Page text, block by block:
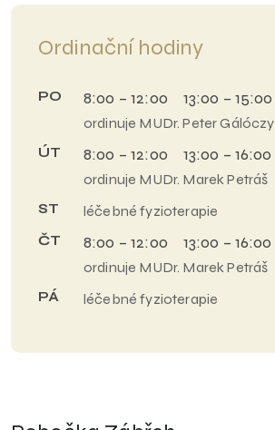
Ordinační hodiny
PO 8:00 – 12:00 13:00 – 15:00
ordinuje MUDr. Peter Gálóczy
ÚT 8:00 – 12:00 13:00 – 16:00
ordinuje MUDr. Marek Petráš
ST léčebné fyzioterapie
ČT 8:00 – 12:00 13:00 – 16:00
ordinuje MUDr. Marek Petráš
PÁ léčebné fyzioterapie